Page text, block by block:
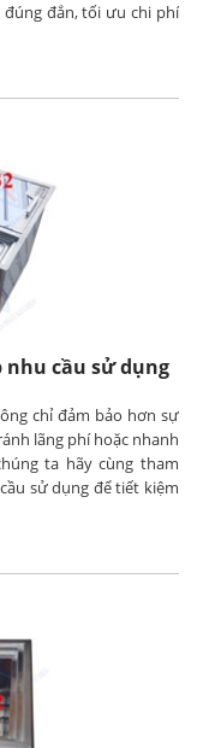
đắn, tối ưu chi phí
nhu cầu sử dụng
chỉ đảm bảo hơn sự
lãng phí hoặc nhanh
ta hãy cùng tham
sử dụng để tiết kiệm